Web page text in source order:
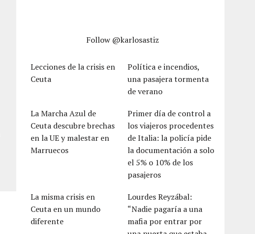
Follow @karlosastiz
Lecciones de la crisis en
Ceuta
Política e incendios,
una pasajera tormenta
de verano
La Marcha Azul de
Ceuta descubre brechas
en la UE y malestar en
Marruecos
Primer día de control a
los viajeros procedentes
de Italia: la policía pide
la documentación a solo
el 5% o 10% de los
pasajeros
La misma crisis en
Ceuta en un mundo
diferente
Lourdes Reyzábal:
“Nadie pagaría a una
mafia por entrar por